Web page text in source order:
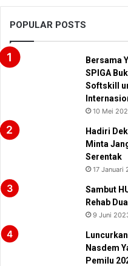
POPULAR POSTS
Bersama
SPIGA
Softskill
10 Mei
Hadiri
Minta
Serentak
17 Januari
Sambut
Rehab
9 Juni
Nasdem
Pemilu